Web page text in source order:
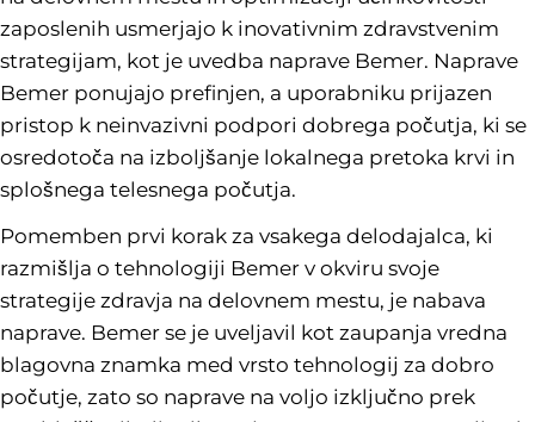
zaposlenih usmerjajo k inovativnim zdravstvenim
strategijam, kot je uvedba naprave Bemer. Naprave
Bemer ponujajo prefinjen, a uporabniku prijazen
pristop k neinvazivni podpori dobrega počutja, ki se
osredotoča na izboljšanje lokalnega pretoka krvi in
splošnega telesnega počutja.
Pomemben prvi korak za vsakega delodajalca, ki
razmišlja o tehnologiji Bemer v okviru svoje
strategije zdravja na delovnem mestu, je nabava
naprave. Bemer se je uveljavil kot zaupanja vredna
blagovna znamka med vrsto tehnologij za dobro
počutje, zato so naprave na voljo izključno prek